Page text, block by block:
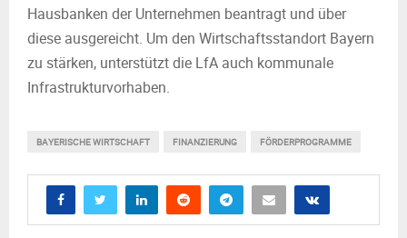
Hausbanken der Unternehmen beantragt und über
diese ausgereicht. Um den Wirtschaftsstandort Bayern
zu stärken, unterstützt die LfA auch kommunale
Infrastrukturvorhaben.
BAYERISCHE WIRTSCHAFT FINANZIERUNG FÖRDERPROGRAMME